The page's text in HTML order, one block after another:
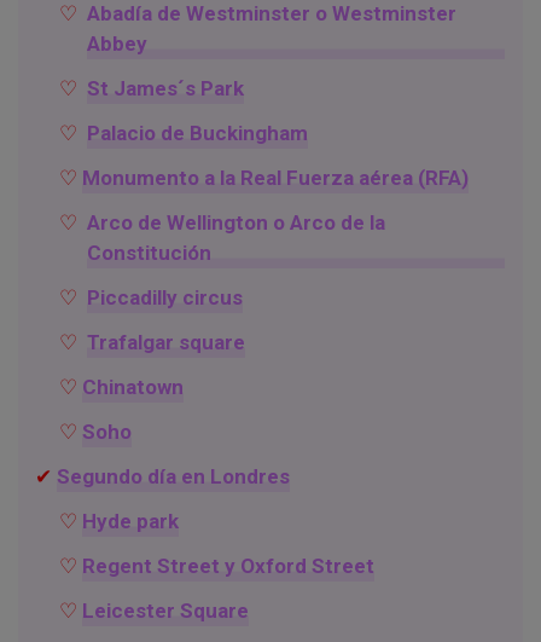
Abadía de Westminster o Westminster
Abbey
St James´s Park
Palacio de Buckingham
Monumento a la Real Fuerza aérea (RFA)
Arco de Wellington o Arco de la
Constitución
Piccadilly circus
Trafalgar square
Chinatown
Soho
Segundo día en Londres
Hyde park
Regent Street y Oxford Street
Leicester Square